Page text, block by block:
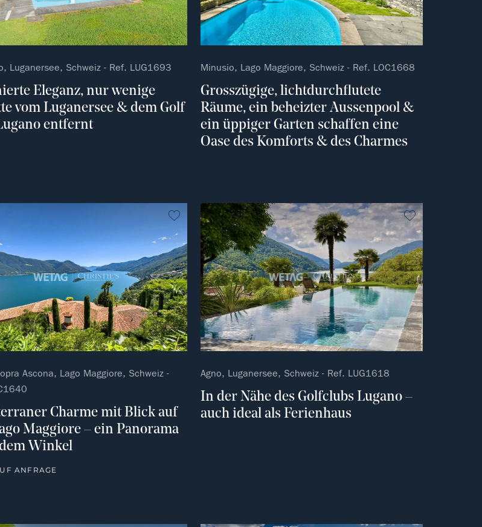
Luganersee, Schweiz - Ref. LUG1693
Eleganz, nur wenige
vom Luganersee & dem Golf
entfernt
Minusio, Lago Maggiore, Schweiz - Ref. LOC1668
Grosszügige, lichtdurchflutete
Räume, ein beheizter Aussenpool &
ein üppiger Garten schaffen eine
Oase des Komforts & des Charmes
kein Favorit
Ascona, Lago Maggiore, Schweiz -
Charme mit Blick auf
Maggiore – ein Panorama
Winkel
ANFRAGE
kein Favorit
Agno, Luganersee, Schweiz - Ref. LUG1618
In der Nähe des Golfclubs Lugano –
auch ideal als Ferienhaus